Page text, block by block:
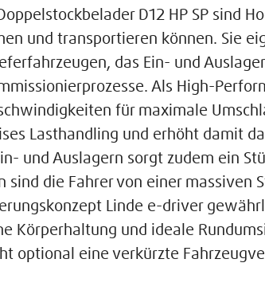
D12 HP SP sind
und transportieren können. Sie
das Ein- und
Als High-
für maximale
Lasthandling und erhöht damit
und Auslagern sorgt zudem ein
sind die Fahrer von einer massiven
Linde e-driver
Körperhaltung und ideale
optional eine verkürzte